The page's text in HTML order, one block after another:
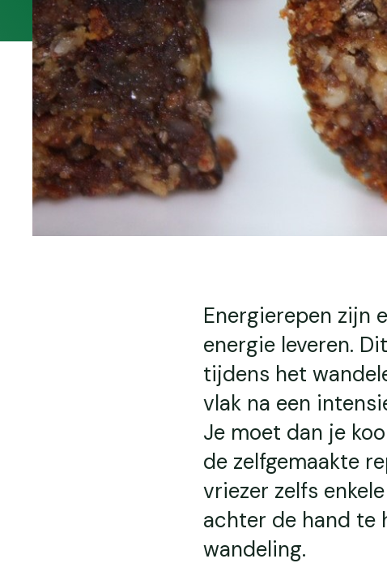
Energierepen zijn
energie leveren.
tijdens het
vlak na een
Je moet dan je
de zelfgemaakte
vriezer zelfs
achter de hand te
wandeling.